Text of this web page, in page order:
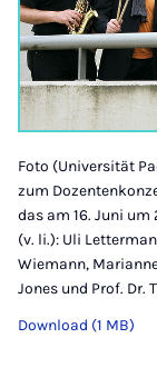
Foto (Universität
zum
das am 16. Juni
(v. li.): Uli
Wiemann,
Jones und Prof. Dr.
Download (1 MB)